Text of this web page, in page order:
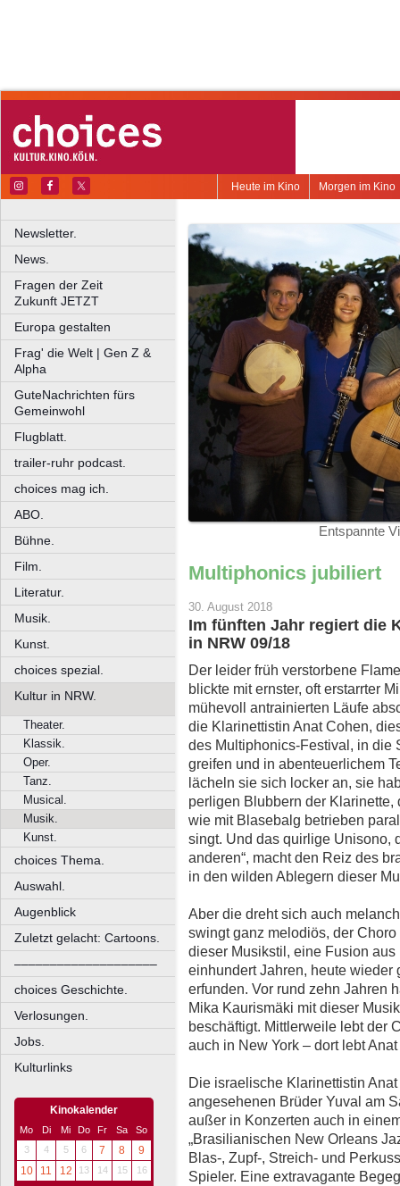
Morgen im Kino
Heute im Kino
Newsletter.
News.
Fragen der Zeit
Zukunft JETZT
Europa gestalten
Frag' die Welt | Gen Z &
Alpha
GuteNachrichten fürs
Gemeinwohl
Flugblatt.
trailer-ruhr podcast.
choices mag ich.
ABO.
Bühne.
Film.
Literatur.
Musik.
Kunst.
choices spezial.
Kultur in NRW.
Theater.
Klassik.
Oper.
Tanz.
Musical.
Musik.
Kunst.
choices Thema.
Auswahl.
Augenblick
Zuletzt gelacht: Cartoons.
––––––––––––––––––––
choices Geschichte.
Verlosungen.
Jobs.
Kulturlinks
Kinokalender
Mo Di Mi Do Fr Sa
So
3
4 5 6 7 8
9
10
11 12 13 14 15 16
Entspannte
Multiphonics jubiliert
30. August 2018
Im fünften Jahr regiert die
in NRW 09/18
Der leider früh verstorbene
blickte mit ernster, oft erstarrter
mühevoll antrainierten Läufe
die Klarinettistin Anat Cohen,
des Multiphonics-Festival, in die
greifen und in abenteuerlichem
lächeln sie sich locker an, sie
perligen Blubbern der
wie mit Blasebalg betrieben
singt. Und das quirlige Unisono,
anderen“, macht den Reiz des
in den wilden Ablegern dieser
Aber die dreht sich auch
swingt ganz melodiös, der
dieser Musikstil, eine Fusion
einhundert Jahren, heute
erfunden. Vor rund zehn Jahren
Mika Kaurismäki mit dieser
beschäftigt. Mittlerweile lebt der
auch in New York – dort lebt
Die israelische Klarinettistin
angesehenen Brüder Yuval am
außer in Konzerten auch in
„Brasilianischen New Orleans
Blas-, Zupf-, Streich- und
Spieler. Eine extravagante